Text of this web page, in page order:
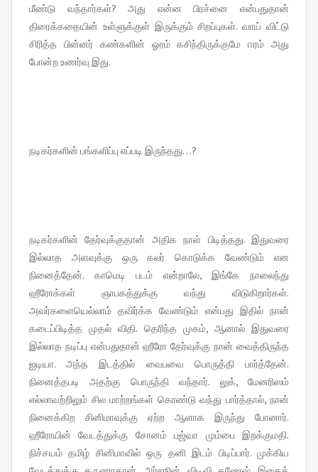
மீண்டு வந்தார்கள்? அது என்ன பிரச்னை என்பதுதான்
திரைக்கதையின் உள்ளுக்குள் இருக்கும் சிறப்புகள். வாய் விட்டு
சிரித்த பின்னர் கண்களின் ஓரம் கசிந்திருக்குமே ஈரம் அது
போன்ற உணர்வு இது.
நடிகர்களின் பங்களிப்பு எப்படி இருந்தது…?
நடிகர்களின் தேர்வுக்குதான் அதிக நாள் பிடித்தது. இதுவரை
இல்லாத அளவுக்கு ஒரு கலர் கொடுக்க வேண்டும் என
நினைத்தேன். காமெடி படம் என்றாலே, இங்கே நாலைந்து
ஹீரோக்கள் ஞாபகத்துக்கு வந்து விடுகிறார்கள்.
அவர்களையெல்லாம் தவிர்க்க வேண்டும் என்பது இதில் நான்
கடைப்பிடித்த முதல் விதி. தெரிந்த முகம், ஆனால் இதுவரை
இல்லாத நடிப்பு என்பதுதான் ஹீரோ தேர்வுக்கு நான் வைத்திருந்த
ஐடியா. அந்த இடத்தில் வைபவை பொருத்தி பார்த்தேன்.
நினைத்தபடி அதற்கு பொருந்தி வந்தார். லுக், மேனரிஸம்
எல்லாவற்றிலும் சில மாற்றங்கள் கொண்டு வந்து பார்த்தால், நான்
நினைக்கிற சினிமாவுக்கு ஏற்ற ஆளாக இருந்து போனார்.
ஹீரோயின் வேடத்துக்கு சோனம் பஜ்வா மும்பை இறக்குமதி.
நிச்சயம் தமிழ் சினிமாவில் ஒரு தனி இடம் பிடிப்பார். முக்கிய